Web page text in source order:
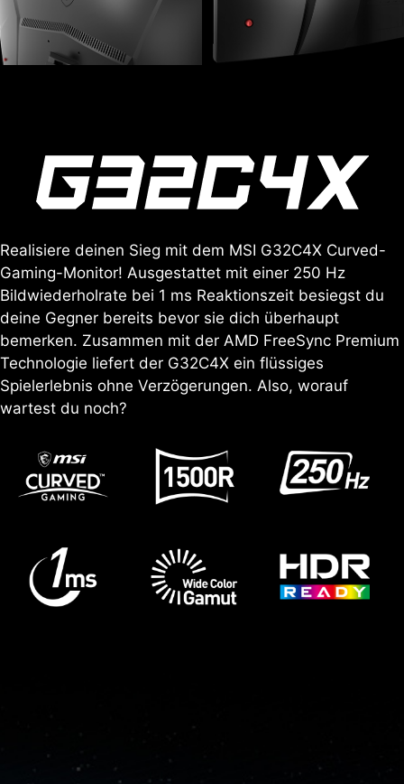
Realisiere deinen Sieg mit dem MSI G32C4X Curved-
Gaming-Monitor! Ausgestattet mit einer 250 Hz
Bildwiederholrate bei 1 ms Reaktionszeit besiegst du
deine Gegner bereits bevor sie dich überhaupt
bemerken. Zusammen mit der AMD FreeSync Premium
Technologie liefert der G32C4X ein flüssiges
Spielerlebnis ohne Verzögerungen. Also, worauf
wartest du noch?